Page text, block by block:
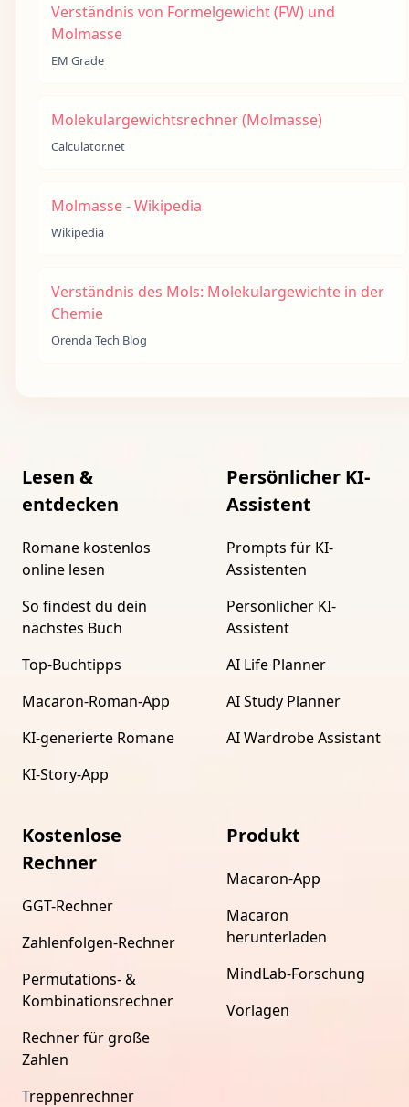
Verständnis von Formelgewicht (FW) und
Molmasse
EM Grade
Molekulargewichtsrechner (Molmasse)
Calculator.net
Molmasse - Wikipedia
Wikipedia
Verständnis des Mols: Molekulargewichte in der
Chemie
Orenda Tech Blog
Lesen &
entdecken
Romane kostenlos
online lesen
So findest du dein
nächstes Buch
Top-Buchtipps
Macaron-Roman-App
KI-generierte Romane
KI-Story-App
Persönlicher KI-
Assistent
Prompts für KI-
Assistenten
Persönlicher KI-
Assistent
AI Life Planner
AI Study Planner
AI Wardrobe Assistant
Kostenlose
Rechner
GGT-Rechner
Zahlenfolgen-Rechner
Permutations- &
Kombinationsrechner
Rechner für große
Zahlen
Treppenrechner
Produkt
Macaron-App
Macaron
herunterladen
MindLab-Forschung
Vorlagen